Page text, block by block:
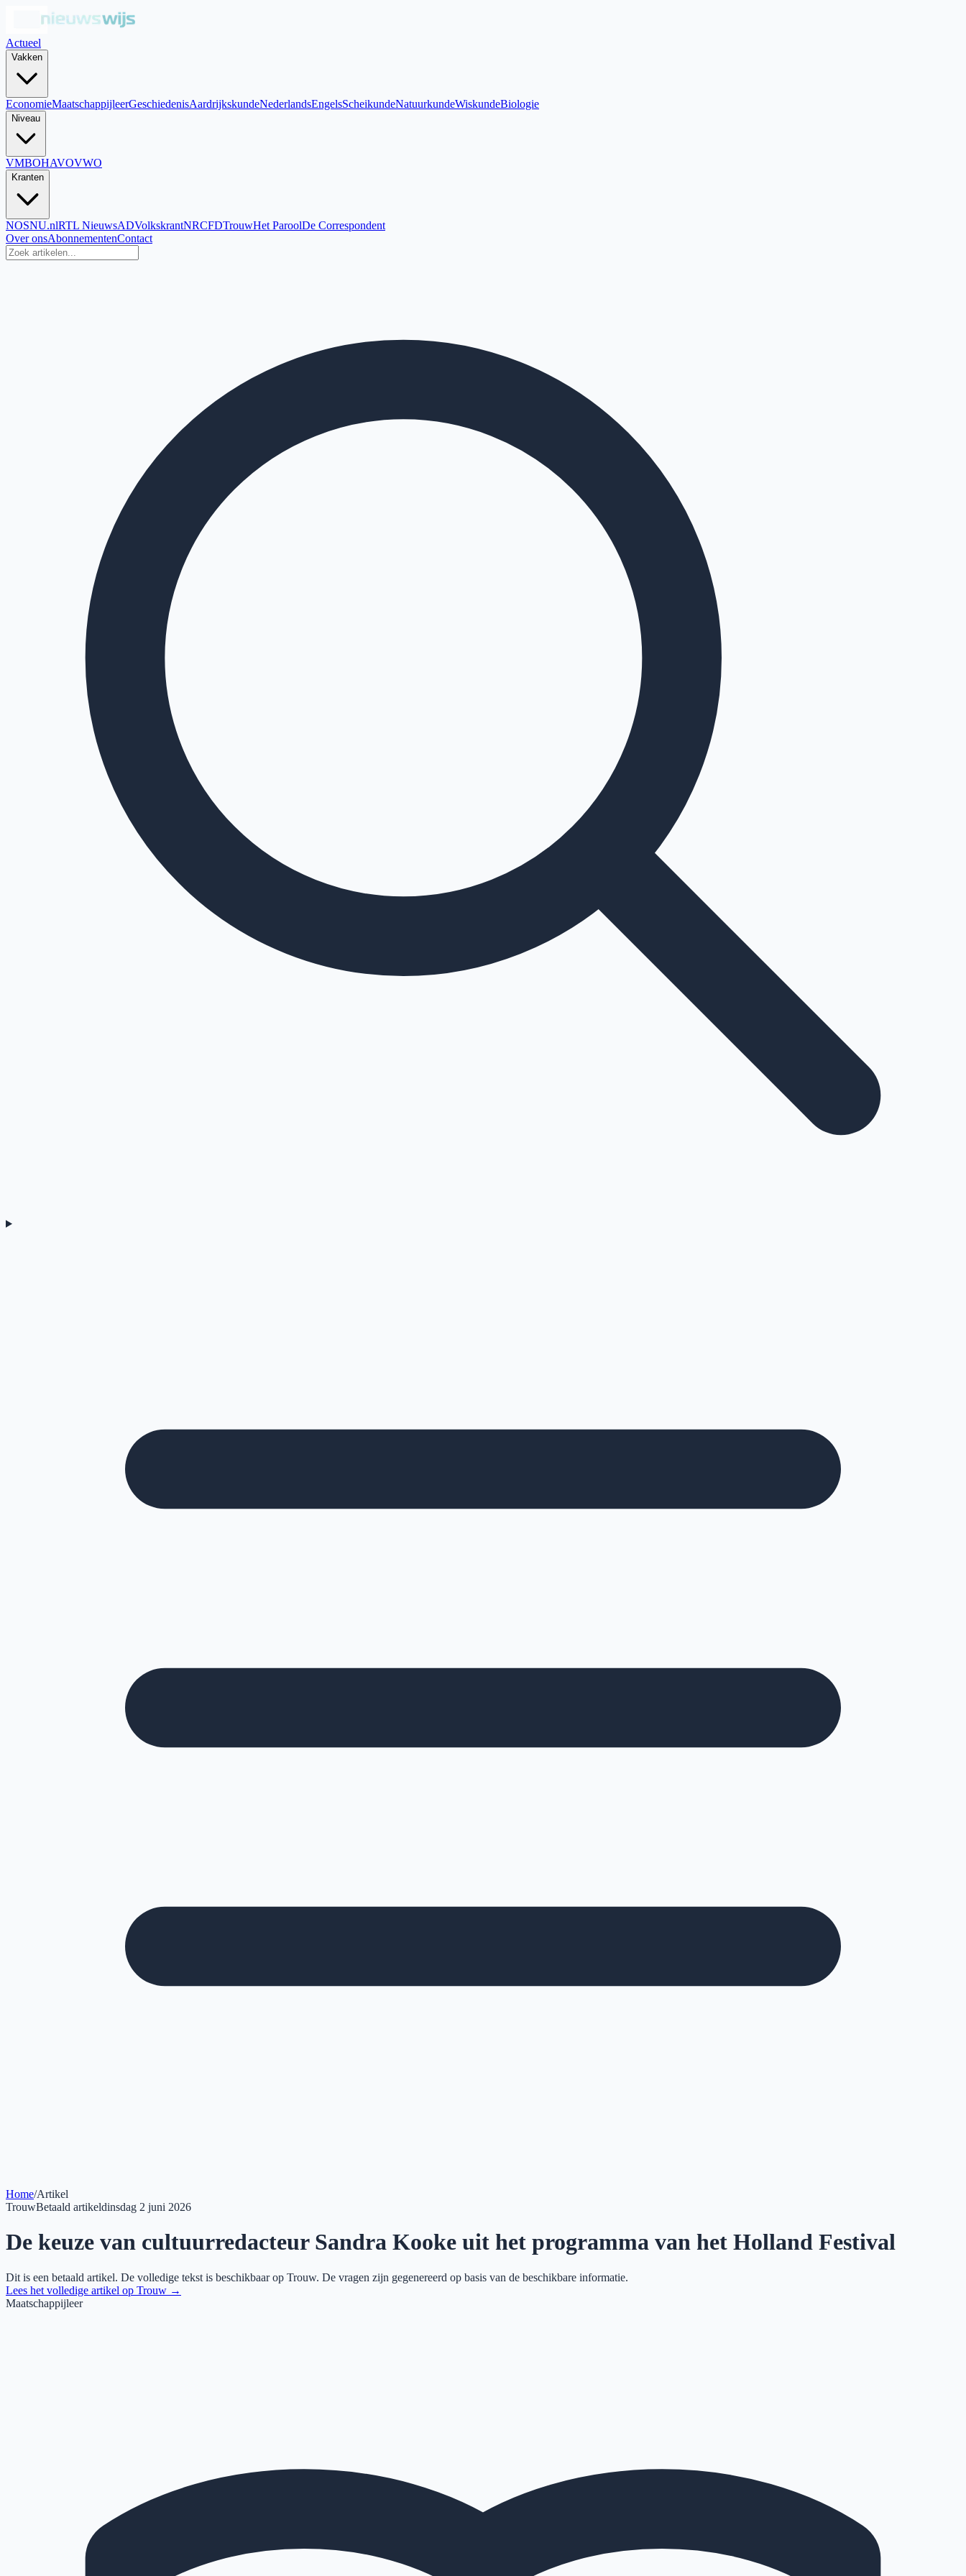
Actueel
Vakken
EconomieMaatschappijleerGeschiedenisAardrijkskundeNederlandsEngelsScheikundeNatuurkundeWiskundeBiologie
Niveau
VMBOHAVOVWO
Kranten
NOSNU.nlRTL NieuwsADVolkskrantNRCFDTrouwHet ParoolDe Correspondent
Over onsAbonnementenContact
Home/Artikel
TrouwBetaald artikeldinsdag 2 juni 2026
De keuze van cultuurredacteur Sandra Kooke uit het programma van het Holland Festival
Dit is een betaald artikel. De volledige tekst is beschikbaar op Trouw. De vragen zijn gegenereerd op basis van de beschikbare informatie.
Lees het volledige artikel op Trouw →
Maatschappijleer